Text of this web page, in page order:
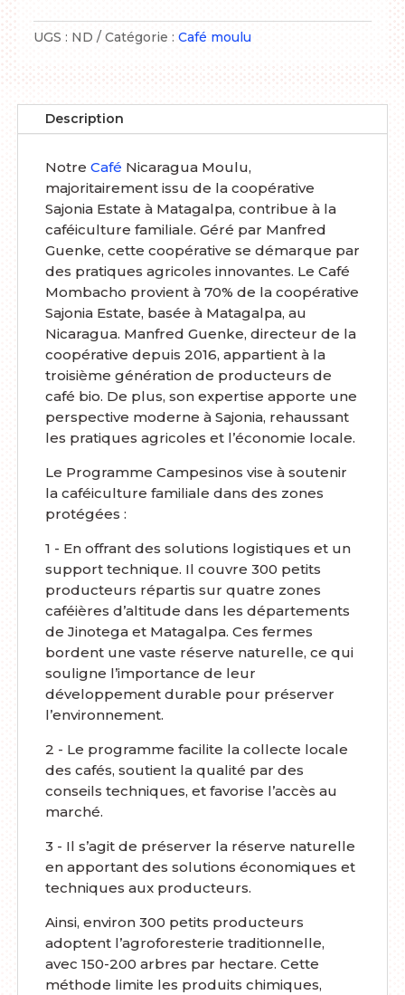
UGS : ND Catégorie : Café moulu
Description
Notre Café Nicaragua Moulu,
majoritairement issu de la coopérative
Sajonia Estate à Matagalpa, contribue à la
caféiculture familiale. Géré par Manfred
Guenke, cette coopérative se démarque par
des pratiques agricoles innovantes. Le Café
Mombacho provient à 70% de la coopérative
Sajonia Estate, basée à Matagalpa, au
Nicaragua. Manfred Guenke, directeur de la
coopérative depuis 2016, appartient à la
troisième génération de producteurs de
café bio. De plus, son expertise apporte une
perspective moderne à Sajonia, rehaussant
les pratiques agricoles et l’économie locale.
Le Programme Campesinos vise à soutenir
la caféiculture familiale dans des zones
protégées :
1 - En offrant des solutions logistiques et un
support technique. Il couvre 300 petits
producteurs répartis sur quatre zones
caféières d’altitude dans les départements
de Jinotega et Matagalpa. Ces fermes
bordent une vaste réserve naturelle, ce qui
souligne l’importance de leur
développement durable pour préserver
l’environnement.
2 - Le programme facilite la collecte locale
des cafés, soutient la qualité par des
conseils techniques, et favorise l’accès au
marché.
3 - Il s’agit de préserver la réserve naturelle
en apportant des solutions économiques et
techniques aux producteurs.
Ainsi, environ 300 petits producteurs
adoptent l’agroforesterie traditionnelle,
avec 150-200 arbres par hectare. Cette
méthode limite les produits chimiques,